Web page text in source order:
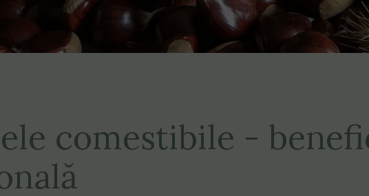
comestibile -